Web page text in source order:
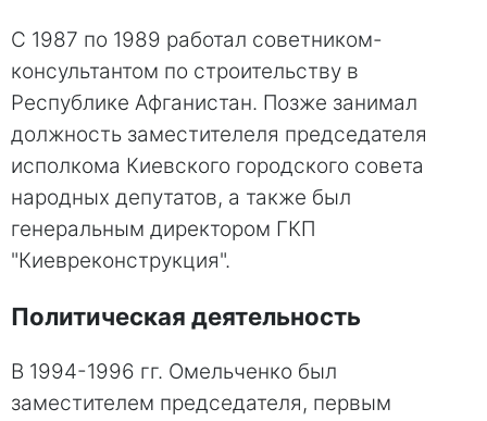
С 1987 по 1989 работал советником-
консультантом по строительству в
Республике Афганистан. Позже занимал
должность заместителеля председателя
исполкома Киевского городского совета
народных депутатов, а также был
генеральным директором ГКП
"Киевреконструкция".
Политическая деятельность
В 1994-1996 гг. Омельченко был
заместителем председателя, первым